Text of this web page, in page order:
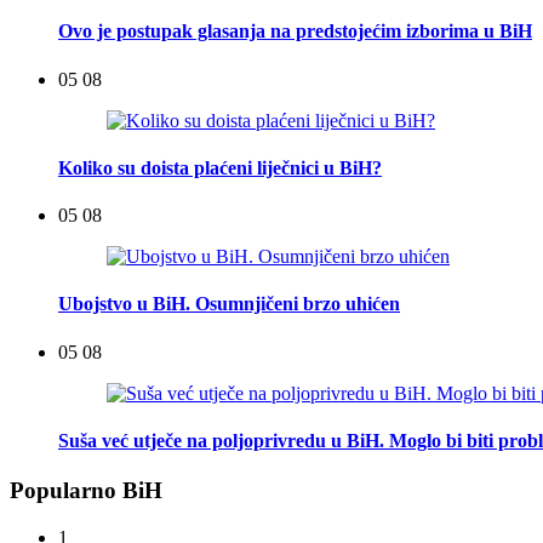
Ovo je postupak glasanja na predstojećim izborima u BiH
05 08
Koliko su doista plaćeni liječnici u BiH?
05 08
Ubojstvo u BiH. Osumnjičeni brzo uhićen
05 08
Suša već utječe na poljoprivredu u BiH. Moglo bi biti
Popularno BiH
1